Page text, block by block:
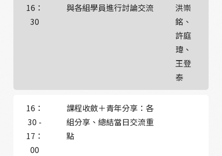
16：
30
與各組學員進行討論交流
洪崇
銘、
許庭
瑋、
王登
泰
16：
30 -
17：
00
課程收斂＋青年分享：各
組分享、總結當日交流重
點